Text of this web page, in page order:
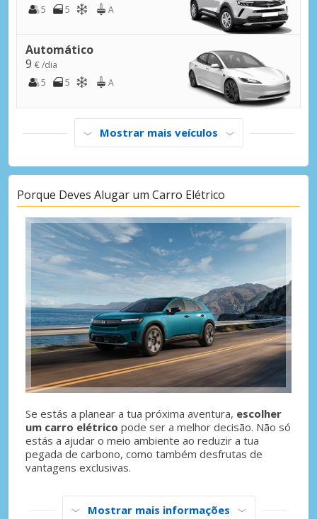
5
5 A
Automático
9 € /dia
5
5 A
Mostrar mais veículos
Porque Deves Alugar um Carro Elétrico
Se estás a planear a tua próxima aventura, escolher
um carro elétrico pode ser a melhor decisão. Não só
estás a ajudar o meio ambiente ao reduzir a tua
pegada de carbono, como também desfrutas de
vantagens exclusivas.
Mostrar mais informações